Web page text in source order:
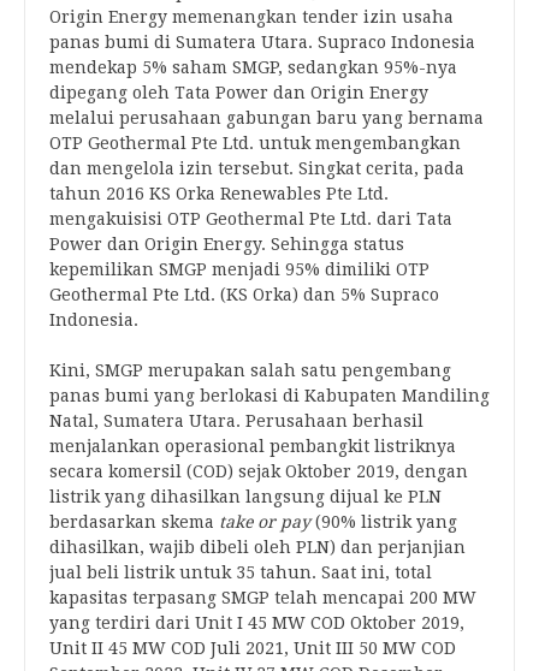
Origin Energy memenangkan tender izin usaha
panas bumi di Sumatera Utara. Supraco Indonesia
mendekap 5% saham SMGP, sedangkan 95%-nya
dipegang oleh Tata Power dan Origin Energy
melalui perusahaan gabungan baru yang bernama
OTP Geothermal Pte Ltd. untuk mengembangkan
dan mengelola izin tersebut. Singkat cerita, pada
tahun 2016 KS Orka Renewables Pte Ltd.
mengakuisisi OTP Geothermal Pte Ltd. dari Tata
Power dan Origin Energy. Sehingga status
kepemilikan SMGP menjadi 95% dimiliki OTP
Geothermal Pte Ltd. (KS Orka) dan 5% Supraco
Indonesia.
Kini, SMGP merupakan salah satu pengembang
panas bumi yang berlokasi di Kabupaten Mandiling
Natal, Sumatera Utara. Perusahaan berhasil
menjalankan operasional pembangkit listriknya
secara komersil (COD) sejak Oktober 2019, dengan
listrik yang dihasilkan langsung dijual ke PLN
berdasarkan skema take or pay(90% listrik yang
dihasilkan, wajib dibeli oleh PLN) dan perjanjian
jual beli listrik untuk 35 tahun. Saat ini, total
kapasitas terpasang SMGP telah mencapai 200 MW
yang terdiri dari Unit I 45 MW COD Oktober 2019,
Unit II 45 MW COD Juli 2021, Unit III 50 MW COD